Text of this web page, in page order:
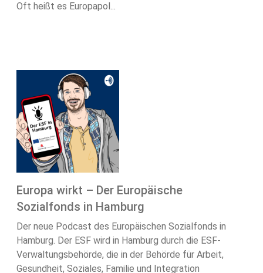
Oft heißt es Europapol...
Europa wirkt – Der Europäische
Sozialfonds in Hamburg
Der neue Podcast des Europäischen Sozialfonds in
Hamburg. Der ESF wird in Hamburg durch die ESF-
Verwaltungsbehörde, die in der Behörde für Arbeit,
Gesundheit, Soziales, Familie und Integration